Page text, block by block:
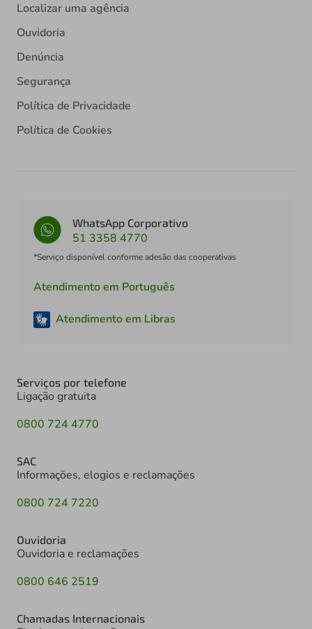
Localizar uma agência
Ouvidoria
Denúncia
Segurança
Política de Privacidade
Política de Cookies
WhatsApp Corporativo
51 3358 4770
*Serviço disponível conforme adesão das cooperativas
Atendimento em Português
Atendimento em Libras
Serviços por telefone
Ligação gratuita
0800 724 4770
SAC
Informações, elogios e reclamações
0800 724 7220
Ouvidoria
Ouvidoria e reclamações
0800 646 2519
Chamadas Internacionais